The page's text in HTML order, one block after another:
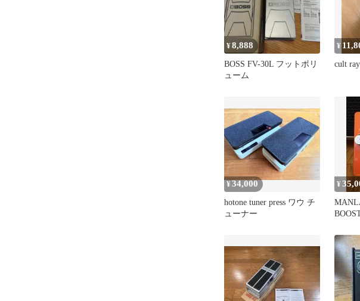
¥8,888
BOSS FV-30L フットボリ
ューム
¥
cult
¥34,000
hotone tuner press ワウ チ
ューナー
¥